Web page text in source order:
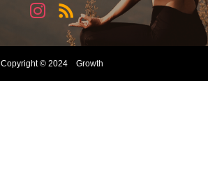
Copyright © 2024 Growth